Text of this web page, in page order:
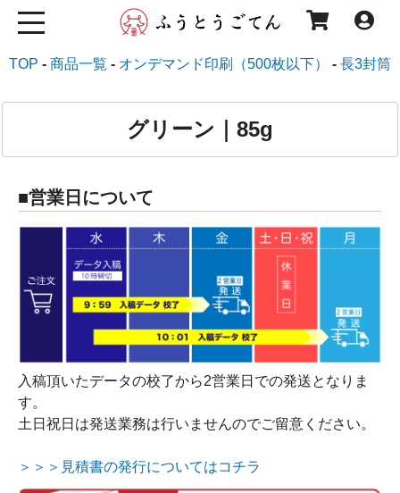
TOP 商品一覧 オンデマンド印刷（500枚以下） 長3封筒
グリーン｜85g
■営業日について
入稿頂いたデータの校了から2営業日での発送となりま
す。
土日祝日は発送業務は行いませんのでご留意ください。
＞＞＞見積書の発行についてはコチラ